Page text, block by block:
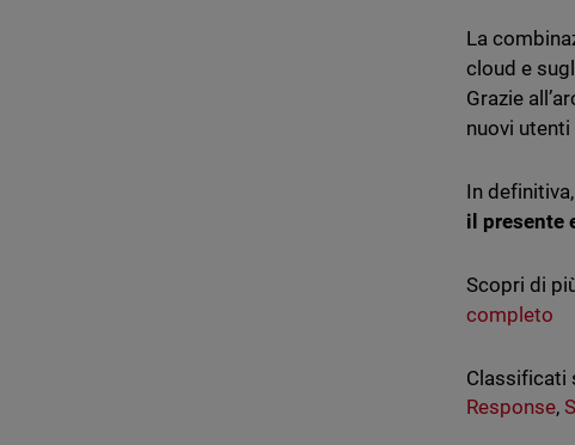
La
cloud e
Grazie
nuovi
In
il presente
Scopri di
completo
Classificati
Response,